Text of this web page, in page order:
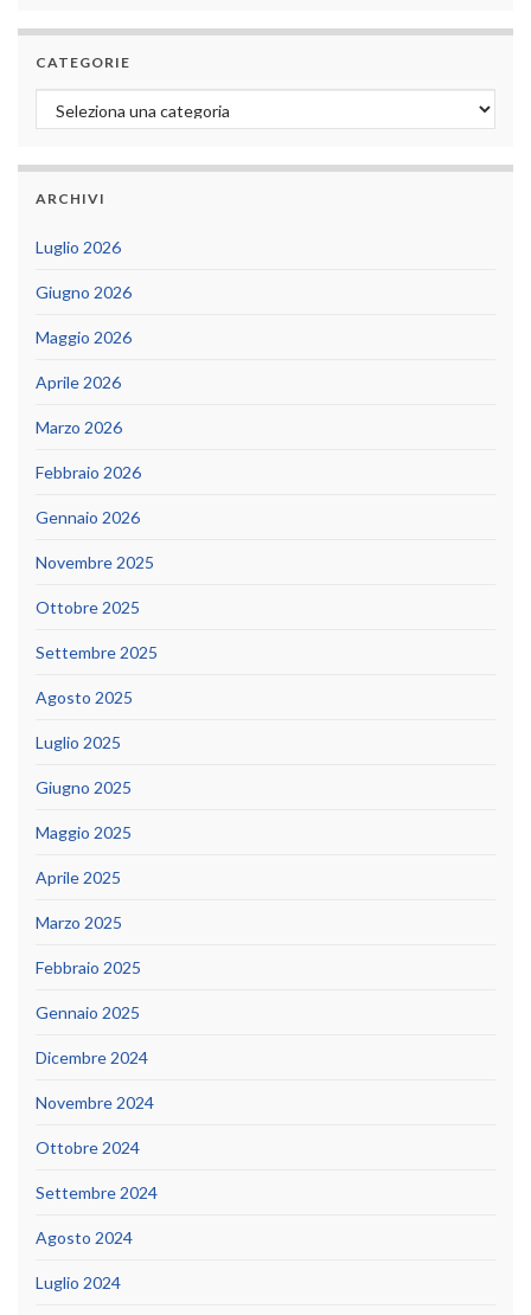
CATEGORIE
Categorie
ARCHIVI
Luglio 2026
Giugno 2026
Maggio 2026
Aprile 2026
Marzo 2026
Febbraio 2026
Gennaio 2026
Novembre 2025
Ottobre 2025
Settembre 2025
Agosto 2025
Luglio 2025
Giugno 2025
Maggio 2025
Aprile 2025
Marzo 2025
Febbraio 2025
Gennaio 2025
Dicembre 2024
Novembre 2024
Ottobre 2024
Settembre 2024
Agosto 2024
Luglio 2024